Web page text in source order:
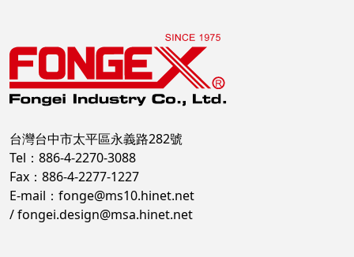
台灣台中市太平區永義路282號
Tel：886-4-2270-3088
Fax：886-4-2277-1227
E-mail： fonge@ms10.hinet.net
/fongei.design@msa.hinet.net